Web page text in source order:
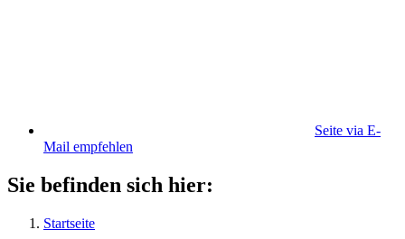
Seite via E-
Mail empfehlen
Sie befinden sich hier:
Startseite